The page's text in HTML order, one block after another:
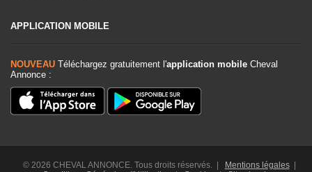
APPLICATION MOBILE
NOUVEAU Téléchargez gratuitement l'application mobile Cheval
Annonce :
© 2026 CHEVAL ANNONCE. Tous droits réservés. | Mentions légales|